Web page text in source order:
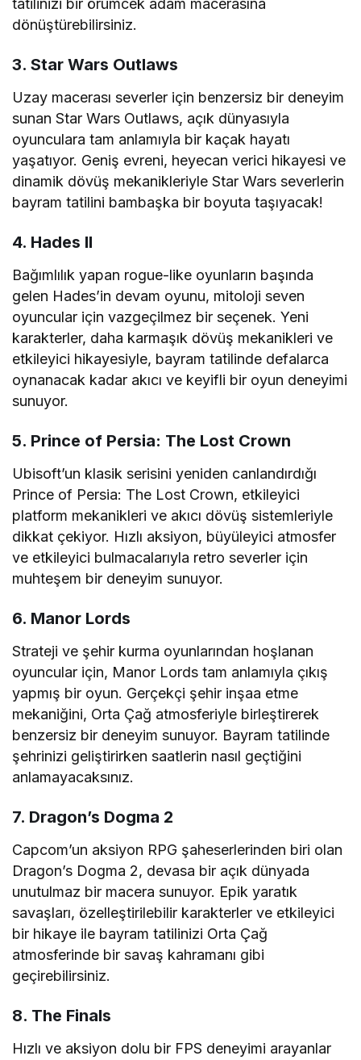
tatilinizi bir örümcek adam macerasına
dönüştürebilirsiniz.
3. Star Wars Outlaws
Uzay macerası severler için benzersiz bir deneyim
sunan Star Wars Outlaws, açık dünyasıyla
oyunculara tam anlamıyla bir kaçak hayatı
yaşatıyor. Geniş evreni, heyecan verici hikayesi ve
dinamik dövüş mekanikleriyle Star Wars severlerin
bayram tatilini bambaşka bir boyuta taşıyacak!
4. Hades II
Bağımlılık yapan rogue-like oyunların başında
gelen Hades’in devam oyunu, mitoloji seven
oyuncular için vazgeçilmez bir seçenek. Yeni
karakterler, daha karmaşık dövüş mekanikleri ve
etkileyici hikayesiyle, bayram tatilinde defalarca
oynanacak kadar akıcı ve keyifli bir oyun deneyimi
sunuyor.
5. Prince of Persia: The Lost Crown
Ubisoft’un klasik serisini yeniden canlandırdığı
Prince of Persia: The Lost Crown, etkileyici
platform mekanikleri ve akıcı dövüş sistemleriyle
dikkat çekiyor. Hızlı aksiyon, büyüleyici atmosfer
ve etkileyici bulmacalarıyla retro severler için
muhteşem bir deneyim sunuyor.
6. Manor Lords
Strateji ve şehir kurma oyunlarından hoşlanan
oyuncular için, Manor Lords tam anlamıyla çıkış
yapmış bir oyun. Gerçekçi şehir inşaa etme
mekaniğini, Orta Çağ atmosferiyle birleştirerek
benzersiz bir deneyim sunuyor. Bayram tatilinde
şehrinizi geliştirirken saatlerin nasıl geçtiğini
anlamayacaksınız.
7. Dragon’s Dogma 2
Capcom’un aksiyon RPG şaheserlerinden biri olan
Dragon’s Dogma 2, devasa bir açık dünyada
unutulmaz bir macera sunuyor. Epik yaratık
savaşları, özelleştirilebilir karakterler ve etkileyici
bir hikaye ile bayram tatilinizi Orta Çağ
atmosferinde bir savaş kahramanı gibi
geçirebilirsiniz.
8. The Finals
Hızlı ve aksiyon dolu bir FPS deneyimi arayanlar